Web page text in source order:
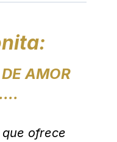
AMOR
ofrece